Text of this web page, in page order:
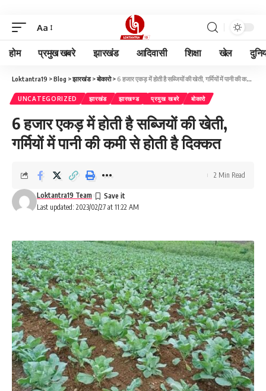
Aa
होम प्रमुख खबरे झारखंड आदिवासी शिक्षा खेल
Loktantra19 >Blog >झारखंड>बोकारो>6 हजार एकड़ में होती है सब्जियों की खेती, गर्मियों में पानी की कमी से होती है दिक्कत
UNCATEGORIZED झारखंड झारखण्ड प्रमुख खबरे बोकारो
6 हजार एकड़ में होती है सब्जियों की खेती,
गर्मियों में पानी की कमी से होती है दिक्कत
Last updated: 2023/02/27 at 11:22 AM
Loktantra19 Team
2 Min Read